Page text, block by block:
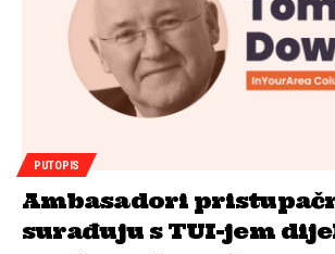
PUTOPIS
Ambasadori
surađuju s TUI-jem